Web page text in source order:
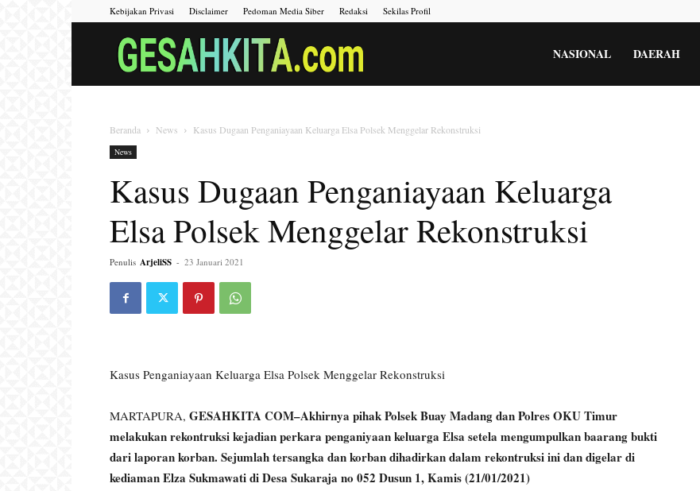
Kebijakan Privasi Disclaimer Pedoman Media Siber Redaksi Sekilas Profil
Menara
Gesah
NASIONAL DAERAH
Beranda News Kasus Dugaan Penganiayaan Keluarga Elsa Polsek Menggelar Rekonstruksi
News
Kasus Dugaan Penganiayaan Keluarga
Elsa Polsek Menggelar Rekonstruksi
Penulis ArjeliSS - 23 Januari 2021
Kasus Penganiayaan Keluarga Elsa Polsek Menggelar Rekonstruksi
MARTAPURA, GESAHKITA COM–Akhirnya pihak Polsek Buay Madang dan Polres OKU Timur
melakukan rekontruksi kejadian perkara penganiyaan keluarga Elsa setela mengumpulkan baarang bukti
dari laporan korban. Sejumlah tersangka dan korban dihadirkan dalam rekontruksi ini dan digelar di
kediaman Elza Sukmawati di Desa Sukaraja no 052 Dusun 1, Kamis (21/01/2021)